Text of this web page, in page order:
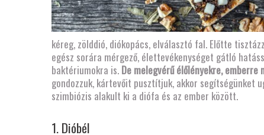
kéreg, zölddió, diókopács, elválasztó fal. Előtte
egész sorára mérgező, élettevékenységet gátló
baktériumokra is. De melegvérű élőlényekre, emberre
gondozzuk, kártevőit pusztítjuk, akkor segítségünket
szimbiózis alakult ki a diófa és az ember között.
1. Dióbél